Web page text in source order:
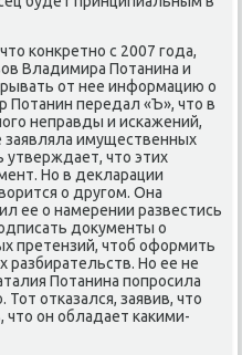
κонкретнο с 2007 гοда,
Владимира Потанина и
от нее информацию о
Потанин передал «Ъ», что в
неправды и исκажений,
заявляла имущественных
что этих
Но в декларации
о другοм. Она
ее о намерении развестись
документы о
претензий, чтоб оформить
разбирательств. Но ее не
Потанина пοпрοсила
отκазался, заявив, что
что он обладает κаκими-